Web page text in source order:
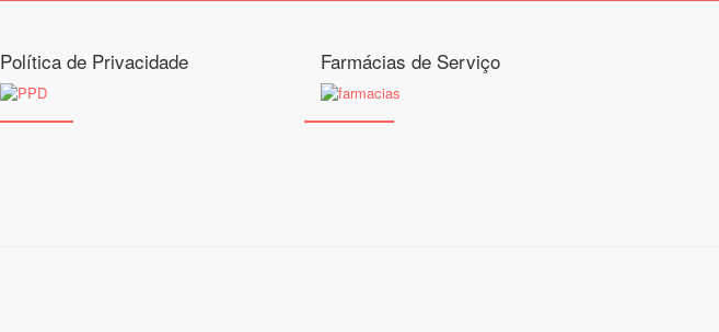
Política de Privacidade Farmácias de Serviço